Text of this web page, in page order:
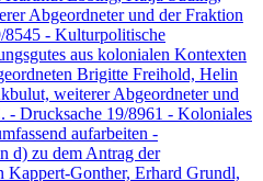
Abgeordneter und der Fraktion
8545 - Kulturpolitische
aus kolonialen Kontexten
Brigitte Freihold, Helin
weiterer Abgeordneter und
Drucksache 19/8961 - Koloniales
aufarbeiten -
d) zu dem Antrag der
Kappert-Gonther, Erhard Grundl,